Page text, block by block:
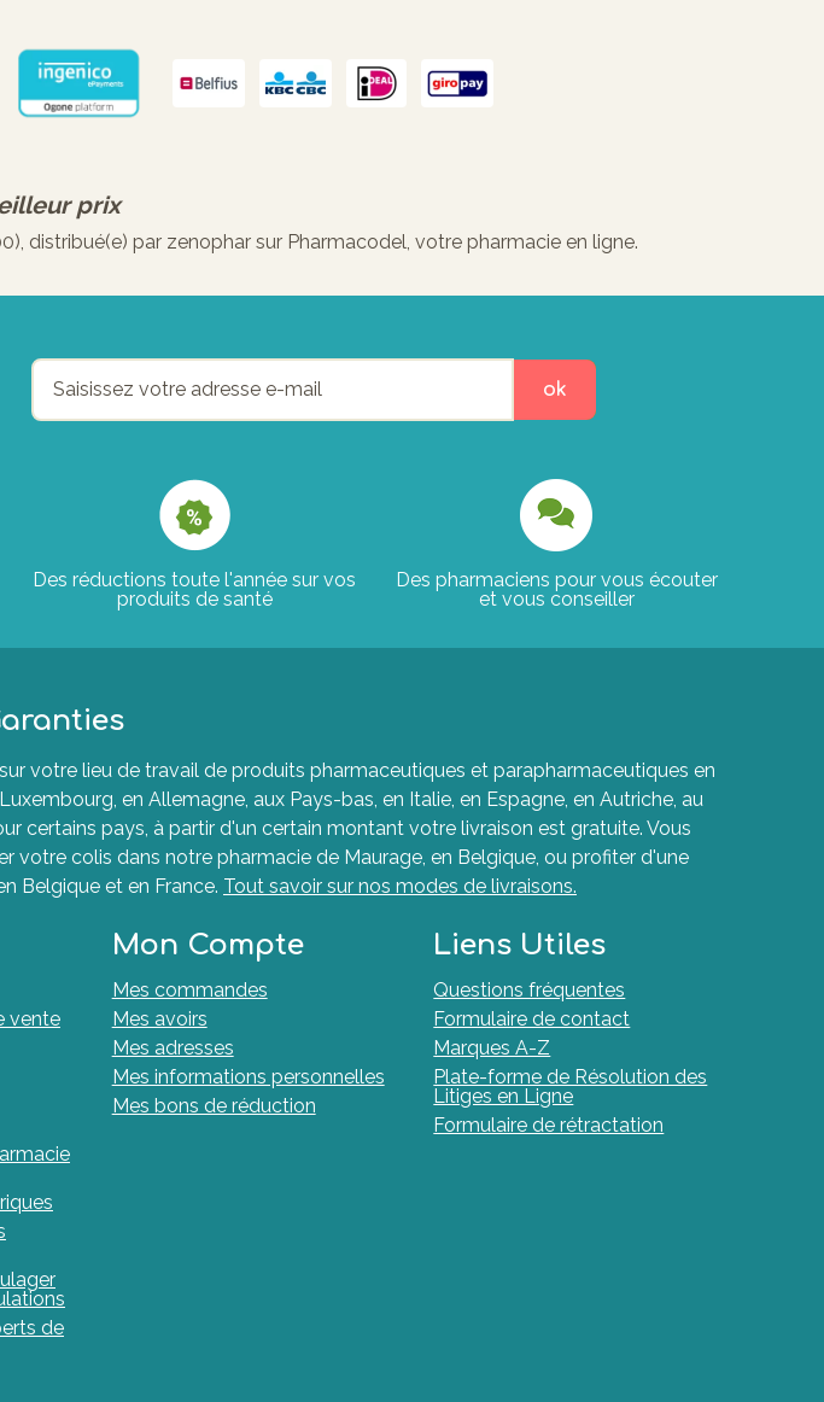
prix
distribué(e) par zenophar sur Pharmacodel, votre pharmacie en ligne.
ok
Des réductions toute l'année sur vos
produits de santé
Des pharmaciens pour vous écouter
et vous conseiller
votre lieu de travail de produits pharmaceutiques et parapharmaceutiques en
en Allemagne, aux Pays-bas, en Italie, en Espagne, en Autriche, au
certains pays, à partir d'un certain montant votre livraison est gratuite. Vous
votre colis dans notre pharmacie de Maurage, en Belgique, ou profiter d'une
Belgique et en France. Tout savoir sur nos modes de livraisons.
vente
de
Mon Compte
Mes commandes
Mes avoirs
Mes adresses
Mes informations personnelles
Mes bons de réduction
Liens Utiles
Questions fréquentes
Formulaire de contact
Marques A-Z
Plate-forme de Résolution des
Litiges en Ligne
Formulaire de rétractation